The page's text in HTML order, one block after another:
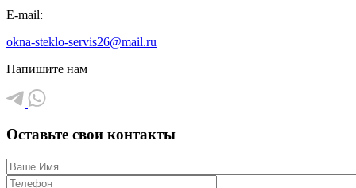
E-mail:
okna-steklo-servis26@mail.ru
Напишите нам
Оставьте свои контакты